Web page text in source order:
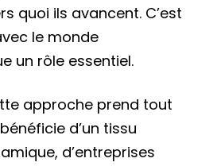
quoi ils avancent. C’est
le monde
un rôle essentiel.
approche prend tout
d’un tissu
d’entreprises